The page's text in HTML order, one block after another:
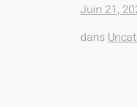
Juin 21,
dans